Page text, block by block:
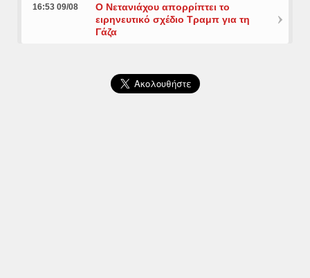
16:53 09/08
Ο Νετανιάχου απορρίπτει το
ειρηνευτικό σχέδιο Τραμπ για τη
Γάζα